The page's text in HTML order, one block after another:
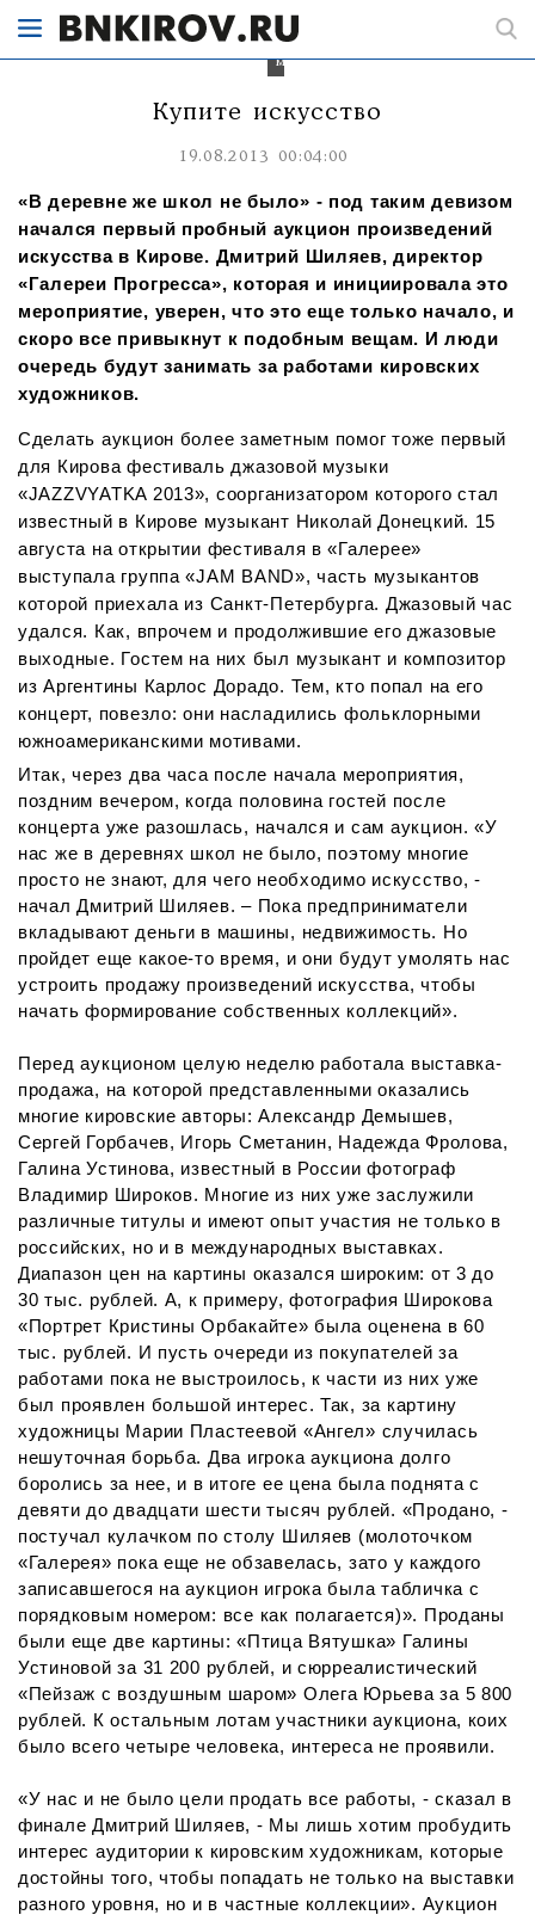
это
мероприятие.
Купите искусство
19.08.2013 00:04:00
«В деревне же школ не было» - под таким девизом
начался первый пробный аукцион произведений
искусства в Кирове. Дмитрий Шиляев, директор
«Галереи Прогресса», которая и инициировала это
мероприятие, уверен, что это еще только начало, и
скоро все привыкнут к подобным вещам. И люди
очередь будут занимать за работами кировских
художников.
Сделать аукцион более заметным помог тоже первый
для Кирова фестиваль джазовой музыки
«JAZZVYATKA 2013», соорганизатором которого стал
известный в Кирове музыкант Николай Донецкий. 15
августа на открытии фестиваля в «Галерее»
выступала группа «JAM BAND», часть музыкантов
которой приехала из Санкт-Петербурга. Джазовый час
удался. Как, впрочем и продолжившие его джазовые
выходные. Гостем на них был музыкант и композитор
из Аргентины Карлос Дорадо. Тем, кто попал на его
концерт, повезло: они насладились фольклорными
южноамериканскими мотивами.
Итак, через два часа после начала мероприятия,
поздним вечером, когда половина гостей после
концерта уже разошлась, начался и сам аукцион. «У
нас же в деревнях школ не было, поэтому многие
просто не знают, для чего необходимо искусство, -
начал Дмитрий Шиляев. – Пока предприниматели
вкладывают деньги в машины, недвижимость. Но
пройдет еще какое-то время, и они будут умолять нас
устроить продажу произведений искусства, чтобы
начать формирование собственных коллекций».
Перед аукционом целую неделю работала выставка-
продажа, на которой представленными оказались
многие кировские авторы: Александр Демышев,
Сергей Горбачев, Игорь Сметанин, Надежда Фролова,
Галина Устинова, известный в России фотограф
Владимир Широков. Многие из них уже заслужили
различные титулы и имеют опыт участия не только в
российских, но и в международных выставках.
Диапазон цен на картины оказался широким: от 3 до
30 тыс. рублей. А, к примеру, фотография Широкова
«Портрет Кристины Орбакайте» была оценена в 60
тыс. рублей. И пусть очереди из покупателей за
работами пока не выстроилось, к части из них уже
был проявлен большой интерес. Так, за картину
художницы Марии Пластеевой «Ангел» случилась
нешуточная борьба. Два игрока аукциона долго
боролись за нее, и в итоге ее цена была поднята с
девяти до двадцати шести тысяч рублей. «Продано, -
постучал кулачком по столу Шиляев (молоточком
«Галерея» пока еще не обзавелась, зато у каждого
записавшегося на аукцион игрока была табличка с
порядковым номером: все как полагается)». Проданы
были еще две картины: «Птица Вятушка» Галины
Устиновой за 31 200 рублей, и сюрреалистический
«Пейзаж с воздушным шаром» Олега Юрьева за 5 800
рублей. К остальным лотам участники аукциона, коих
было всего четыре человека, интереса не проявили.
«У нас и не было цели продать все работы, - сказал в
финале Дмитрий Шиляев, - Мы лишь хотим пробудить
интерес аудитории к кировским художникам, которые
достойны того, чтобы попадать не только на выставки
разного уровня, но и в частные коллекции». Аукцион